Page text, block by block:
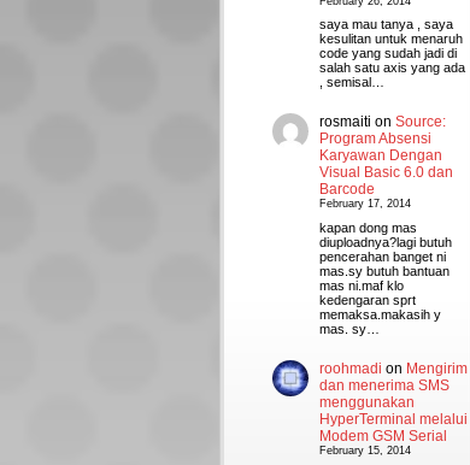
saya mau tanya , saya
kesulitan untuk menaruh
code yang sudah jadi di
salah satu axis yang ada
, semisal…
rosmaiti on Source:
Program Absensi
Karyawan Dengan
Visual Basic 6.0 dan
Barcode
February 17, 2014
kapan dong mas
diuploadnya?lagi butuh
pencerahan banget ni
mas.sy butuh bantuan
mas ni.maf klo
kedengaran sprt
memaksa.makasih y
mas. sy…
roohmadi on Mengirim
dan menerima SMS
menggunakan
HyperTerminal melalui
Modem GSM Serial
February 15, 2014